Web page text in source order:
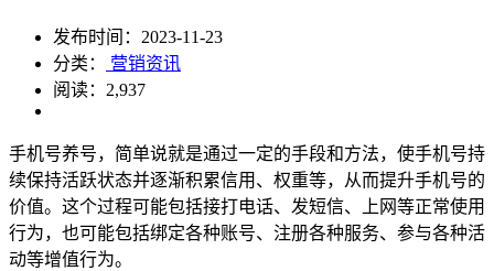
发布时间：2023-11-23
分类：
营销资讯
阅读：2,937
手机号养号，简单说就是通过一定的手段和方法，使手机号持
续保持活跃状态并逐渐积累信用、权重等，从而提升手机号的
价值。这个过程可能包括接打电话、发短信、上网等正常使用
行为，也可能包括绑定各种账号、注册各种服务、参与各种活
动等增值行为。